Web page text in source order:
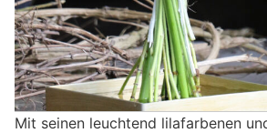
Mit seinen leuchtend lilafarbenen